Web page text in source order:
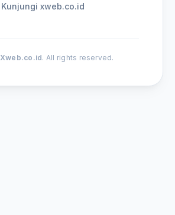
Kunjungi xweb.co.id
Xweb.co.id. All rights reserved.